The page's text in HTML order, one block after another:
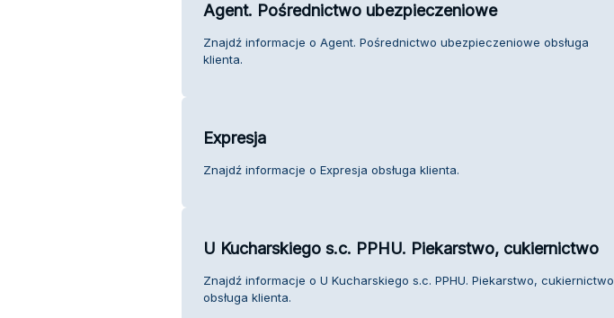
Agent. Pośrednictwo ubezpieczeniowe
Znajdź informacje o Agent. Pośrednictwo ubezpieczeniowe obsługa
klienta.
Expresja
Znajdź informacje o Expresja obsługa klienta.
U Kucharskiego s.c. PPHU. Piekarstwo, cukiernictwo
Znajdź informacje o U Kucharskiego s.c. PPHU. Piekarstwo, cukiernictwo
obsługa klienta.